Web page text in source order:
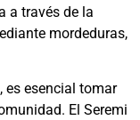
a través de la
mordeduras,
es esencial tomar
El Seremi